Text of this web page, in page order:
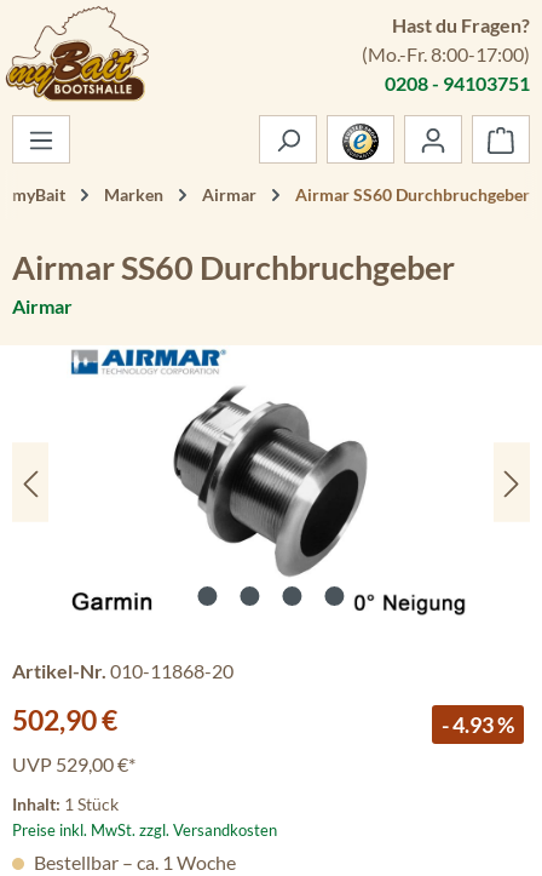
Zum Hauptinhalt springen
Hast du Fragen?
(Mo.-Fr. 8:00-17:00)
0208 - 94103751
myBait Marken Airmar Airmar SS60 Durchbruchgeber
Airmar SS60 Durchbruchgeber
Airmar
Bildergalerie überspringen
Artikel-Nr. 010-11868-20
Verkaufspreis:
502,90 € - 4.93 %
UVP 529,00 €*
Inhalt: 1 Stück
Preise inkl. MwSt. zzgl. Versandkosten
Bestellbar – ca. 1 Woche